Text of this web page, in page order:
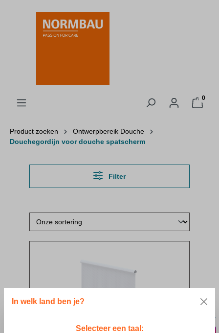
0
Product zoeken
Ontwerpbereik Douche
Douchegordijn voor douche spatscherm
Filter
In welk land ben je?
Selecteer een taal: